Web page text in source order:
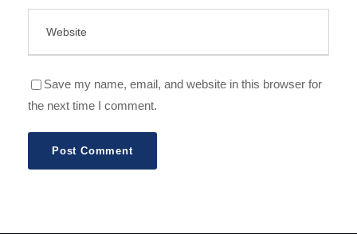
Save my name, email, and website in this browser for
the next time I comment.